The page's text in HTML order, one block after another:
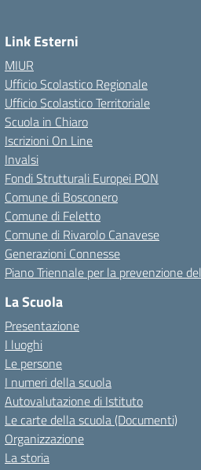
Link Esterni
MIUR
Ufficio Scolastico Regionale
Ufficio Scolastico Territoriale
Scuola in Chiaro
Iscrizioni On Line
Invalsi
Fondi Strutturali Europei PON
Comune di Bosconero
Comune di Feletto
Comune di Rivarolo Canavese
Generazioni Connesse
Piano Triennale per la prevenzione
La Scuola
Presentazione
I luoghi
Le persone
I numeri della scuola
Autovalutazione di Istituto
Le carte della scuola (Documenti)
Organizzazione
La storia